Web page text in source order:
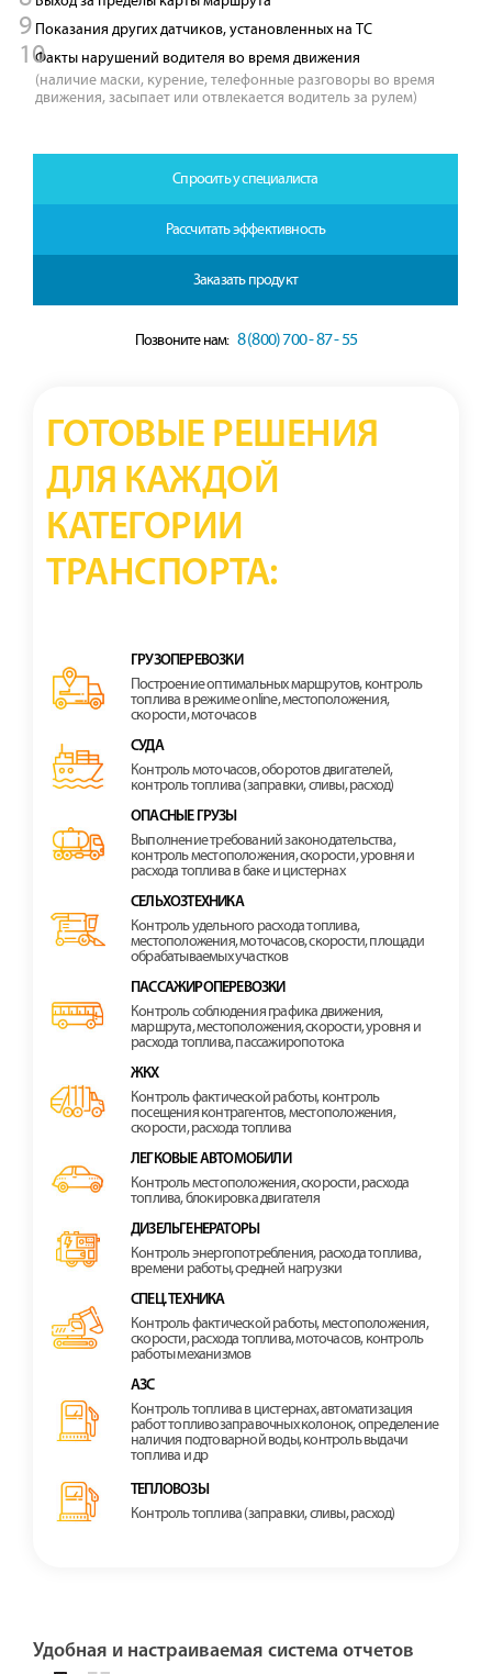
Показания других датчиков, установленных на ТС
Факты нарушений водителя во время движения
(наличие маски, курение, телефонные разговоры во время
движения, засыпает или отвлекается водитель за рулем)
Спросить у специалиста
Рассчитать эффективность
Заказать продукт
Позвоните нам: 8 (800) 700 - 87 - 55
ГОТОВЫЕ РЕШЕНИЯ
ДЛЯ КАЖДОЙ
КАТЕГОРИИ
ТРАНСПОРТА:
ГРУЗОПЕРЕВОЗКИ
Построение оптимальных маршрутов, контроль
топлива в режиме online, местоположения,
скорости, моточасов
СУДА
Контроль моточасов, оборотов двигателей,
контроль топлива (заправки, сливы, расход)
ОПАСНЫЕ ГРУЗЫ
Выполнение требований законодательства,
контроль местоположения, скорости, уровня и
расхода топлива в баке и цистернах
СЕЛЬХОЗТЕХНИКА
Контроль удельного расхода топлива,
местоположения, моточасов, скорости, площади
обрабатываемых участков
ПАССАЖИРОПЕРЕВОЗКИ
Контроль соблюдения графика движения,
маршрута, местоположения, скорости, уровня и
расхода топлива, пассажиропотока
ЖКХ
Контроль фактической работы, контроль
посещения контрагентов, местоположения,
скорости, расхода топлива
ЛЕГКОВЫЕ АВТОМОБИЛИ
Контроль местоположения, скорости, расхода
топлива, блокировка двигателя
ДИЗЕЛЬГЕНЕРАТОРЫ
Контроль энергопотребления, расхода топлива,
времени работы, средней нагрузки
СПЕЦ. ТЕХНИКА
Контроль фактической работы, местоположения,
скорости, расхода топлива, моточасов, контроль
работы механизмов
АЗС
Контроль топлива в цистернах, автоматизация
работ топливозаправочных колонок, определение
наличия подтоварной воды, контроль выдачи
топлива и др
ТЕПЛОВОЗЫ
Контроль топлива (заправки, сливы, расход)
Удобная и настраиваемая система отчетов